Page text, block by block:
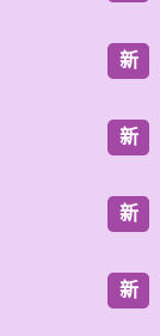
新
新
新
新